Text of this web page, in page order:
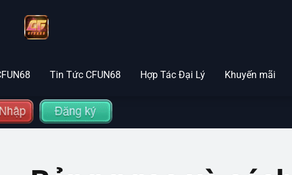
Tin Tức CFUN68 Hợp Tác Đại Lý Khuyến mãi